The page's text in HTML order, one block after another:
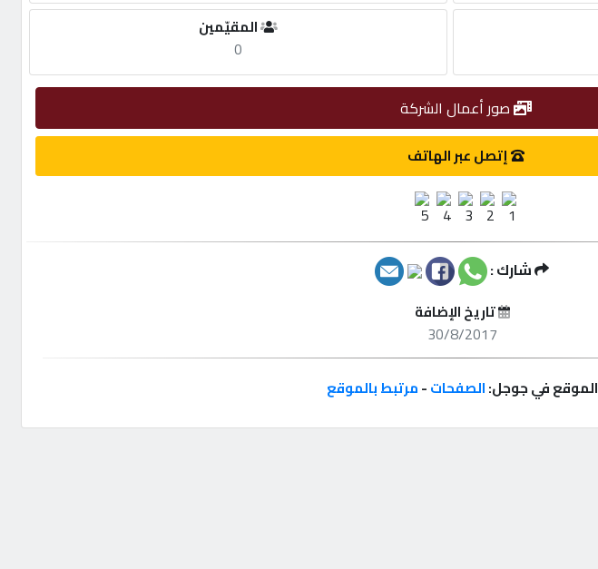
المقيّمين
0
صور أعمال الشركة
إتصل عبر الهاتف
شارك :
تاريخ الإضافة
30/8/2017
الموقع في جوجل:الصفحات-مرتبط بالموقع